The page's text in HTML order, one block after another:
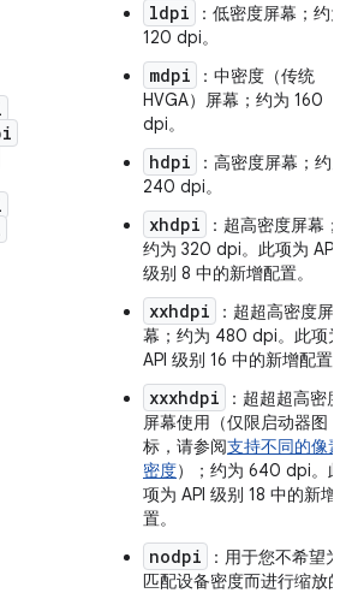
ldpi
：低密度屏幕；约为
120 dpi。
mdpi
：中密度（传统
HVGA）屏幕；约为 160
dpi。
hdpi
：高密度屏幕；约为
240 dpi。
xhdpi
：超高密度屏幕；
约为 320 dpi。此项为 API
级别 8 中的新增配置。
xxhdpi
：超超高密度屏
幕；约为 480 dpi。此项为
API 级别 16 中的新增配置。
xxxhdpi
：超超超高密度
屏幕使用（仅限启动器图
标，请参阅支持不同的像素
密度）；约为 640 dpi。此
项为 API 级别 18 中的新增
置。
nodpi
：用于您不希望为
匹配设备密度而进行缩放的